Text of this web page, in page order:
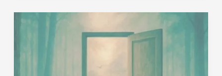
seest?